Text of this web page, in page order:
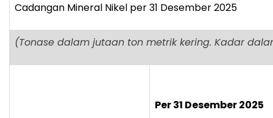
Cadangan Mineral Nikel per 31 Desember 2025
(Tonase dalam jutaan ton metrik kering. Kadar
Per 31 Desember 2025